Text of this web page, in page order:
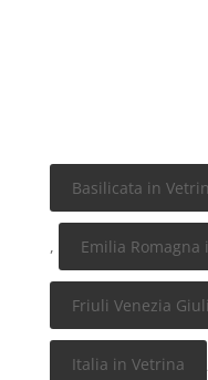
Basilicata in
, Emilia Romagna
Friuli Venezia
Italia in Vetrina